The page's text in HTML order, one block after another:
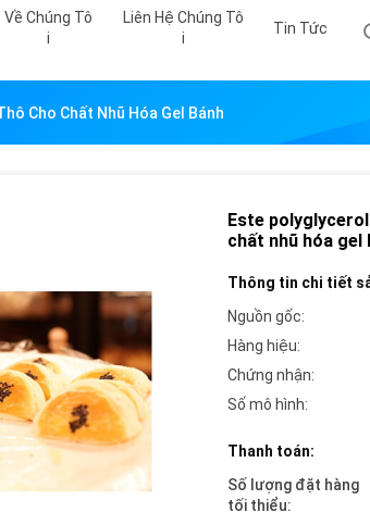
Về Chúng Tô
I
Liên Hệ Chúng Tô
I
Tin Tức
Cho Chất Nhũ Hóa Gel Bánh
Este
chất nhũ hóa gel
Thông tin chi tiết
Nguồn gốc:
Hàng hiệu:
Chứng nhận:
Số mô hình:
Thanh toán:
Số lượng đặt hàng
tối thiểu: